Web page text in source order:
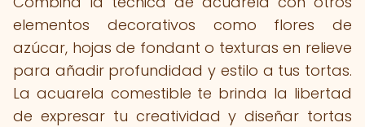
elementos decorativos como flores de
azúcar, hojas de fondant o texturas en relieve
para añadir profundidad y estilo a tus tortas.
La acuarela comestible te brinda la libertad
de expresar tu creatividad y diseñar tortas